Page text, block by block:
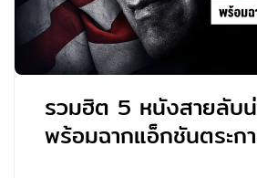
รวมฮิต 5 หนังสายลับน่
พร้อมฉากแอ็กชันตระก